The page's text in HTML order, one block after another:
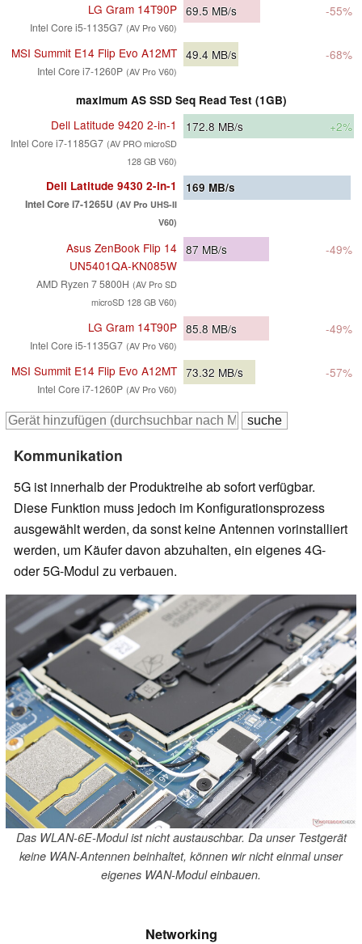
LG Gram 14T90P
Intel Core i5-1135G7 (AV Pro V60)
69.5 MB/s -55%
MSI Summit E14 Flip Evo A12MT
Intel Core i7-1260P (AV Pro V60)
49.4 MB/s -68%
maximum AS SSD Seq Read Test (1GB)
Dell Latitude 9420 2-in-1
Intel Core i7-1185G7 (AV PRO microSD
128 GB V60)
172.8 MB/s +2%
Dell Latitude 9430 2-in-1
Intel Core i7-1265U (AV Pro UHS-II
V60)
169 MB/s
Asus ZenBook Flip 14
UN5401QA-KN085W
AMD Ryzen 7 5800H (AV Pro SD
microSD 128 GB V60)
87 MB/s -49%
LG Gram 14T90P
Intel Core i5-1135G7 (AV Pro V60)
85.8 MB/s -49%
MSI Summit E14 Flip Evo A12MT
Intel Core i7-1260P (AV Pro V60)
73.32 MB/s -57%
Kommunikation
5G ist innerhalb der Produktreihe ab sofort verfügbar.
Diese Funktion muss jedoch im Konfigurationsprozess
ausgewählt werden, da sonst keine Antennen vorinstalliert
werden, um Käufer davon abzuhalten, ein eigenes 4G-
oder 5G-Modul zu verbauen.
Das WLAN-6E-Modul ist nicht austauschbar. Da unser Testgerät
keine WAN-Antennen beinhaltet, können wir nicht einmal unser
eigenes WAN-Modul einbauen.
Networking